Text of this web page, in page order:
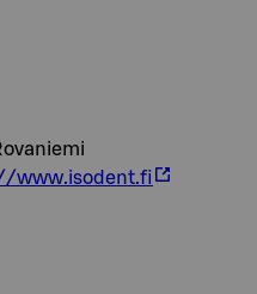
www.isodent.fi